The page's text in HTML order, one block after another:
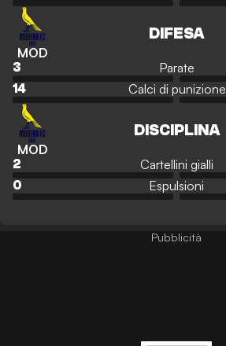
MOD
DIFESA
3 Parate
14
Calci di punizione
MOD
DISCIPLINA
2 Cartellini gialli
0
Espulsioni
Pubblicità